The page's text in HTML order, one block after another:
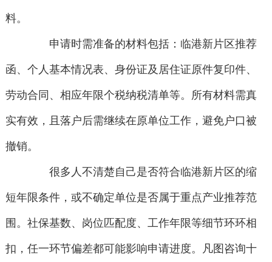
料。
申请时需准备的材料包括：临港新片区推荐
函、个人基本情况表、身份证及居住证原件复印件、
劳动合同、相应年限个税纳税清单等。所有材料需真
实有效，且落户后需继续在原单位工作，避免户口被
撤销。
很多人不清楚自己是否符合临港新片区的缩
短年限条件，或不确定单位是否属于重点产业推荐范
围。社保基数、岗位匹配度、工作年限等细节环环相
扣，任一环节偏差都可能影响申请进度。凡图咨询十